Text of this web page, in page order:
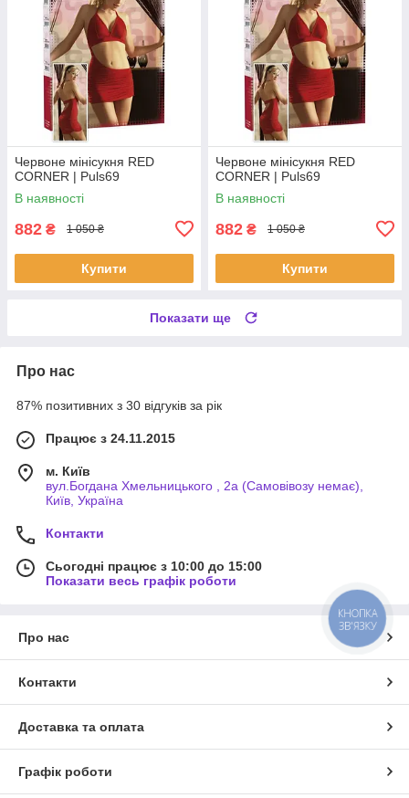
Червоне мінісукня RED
CORNER | Puls69
В наявності
882 ₴ 1 050 ₴
Купити
Червоне мінісукня RED
CORNER | Puls69
В наявності
882 ₴ 1 050 ₴
Купити
Показати ще
Про нас
87% позитивних з 30 відгуків за рік
Працює з 24.11.2015
м. Київ
вул.Богдана Хмельницького , 2а (Самовівозу немає),
Київ, Україна
Контакти
Сьогодні працює з 10:00 до 15:00
Показати весь графік роботи
Про нас
Контакти
Доставка та оплата
Графік роботи
КНОПКА
ЗВ'ЯЗКУ